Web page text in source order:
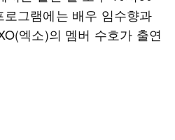
그램에는 배우 임수향과
엑소)의 멤버 수호가 출연